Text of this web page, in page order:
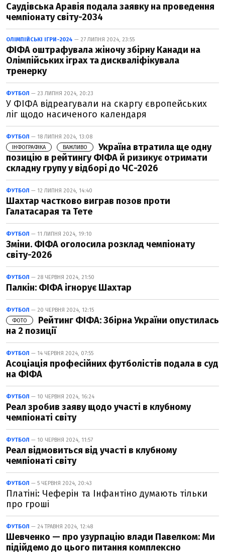
Саудівська Аравія подала заявку на проведення
чемпіонату світу-2034
ОЛІМПІЙСЬКІ ІГРИ-2024 — 27 ЛИПНЯ 2024, 23:55
ФІФА оштрафувала жіночу збірну Канади на
Олімпійських іграх та дискваліфікувала
тренерку
ФУТБОЛ — 23 ЛИПНЯ 2024, 20:23
У ФІФА відреагували на скаргу європейських
ліг щодо насиченого календаря
ФУТБОЛ — 18 ЛИПНЯ 2024, 13:08
ІНФОГРАФІКА
ВАЖЛИВО
Україна втратила ще одну
позицію в рейтингу ФІФА й ризикує отримати
складну групу у відборі до ЧС-2026
ФУТБОЛ — 12 ЛИПНЯ 2024, 14:40
Шахтар частково виграв позов проти
Галатасарая та Тете
ФУТБОЛ — 11 ЛИПНЯ 2024, 19:10
Зміни. ФІФА оголосила розклад чемпіонату
світу-2026
ФУТБОЛ — 28 ЧЕРВНЯ 2024, 21:50
Палкін: ФІФА ігнорує Шахтар
ФУТБОЛ — 20 ЧЕРВНЯ 2024, 12:15
ФОТО
Рейтинг ФІФА: Збірна України опустилась
на 2 позиції
ФУТБОЛ — 14 ЧЕРВНЯ 2024, 07:55
Асоціація професійних футболістів подала в суд
на ФІФА
ФУТБОЛ — 10 ЧЕРВНЯ 2024, 16:24
Реал зробив заяву щодо участі в клубному
чемпіонаті світу
ФУТБОЛ — 10 ЧЕРВНЯ 2024, 11:57
Реал відмовиться від участі в клубному
чемпіонаті світу
ФУТБОЛ — 5 ЧЕРВНЯ 2024, 20:43
Платіні: Чеферін та Інфантіно думають тільки
про гроші
ФУТБОЛ — 24 ТРАВНЯ 2024, 12:48
Шевченко — про узурпацію влади Павелком: Ми
підійдемо до цього питання комплексно